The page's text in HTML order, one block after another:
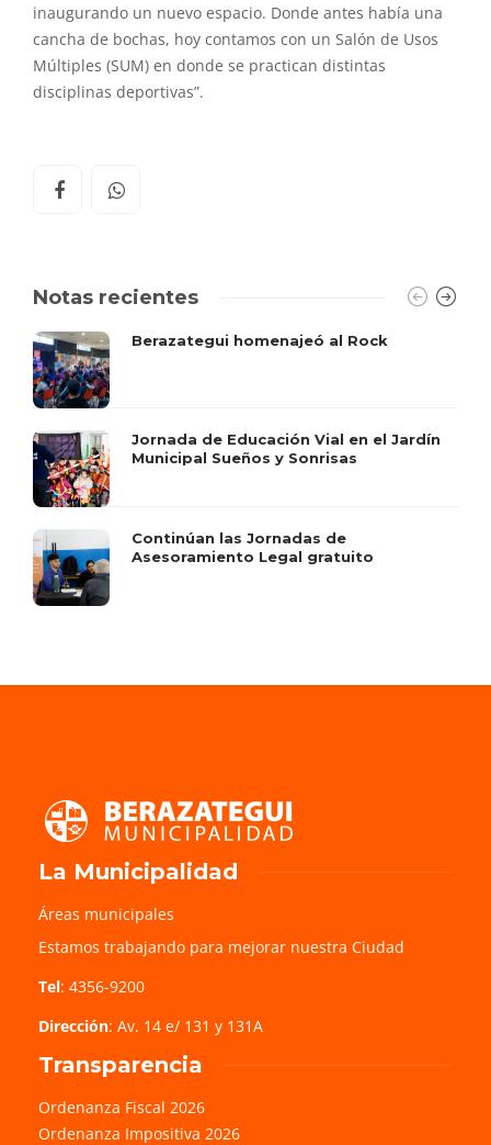
inaugurando un nuevo espacio. Donde antes había una
cancha de bochas, hoy contamos con un Salón de Usos
Múltiples (SUM) en donde se practican distintas
disciplinas deportivas”.
Notas recientes
Berazategui homenajeó al Rock
Jornada de Educación Vial en el Jardín
Municipal Sueños y Sonrisas
Continúan las Jornadas de
Asesoramiento Legal gratuito
La Municipalidad
Áreas municipales
Estamos trabajando para mejorar nuestra Ciudad
Tel: 4356-9200
Dirección: Av. 14 e/ 131 y 131A
Transparencia
Ordenanza Fiscal 2026
Ordenanza Impositiva 2026